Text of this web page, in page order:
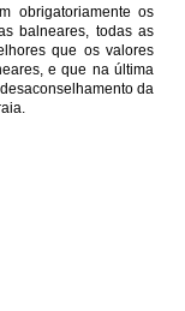
obrigatoriamente os
balneares, todas as
que os valores
e que na última
da